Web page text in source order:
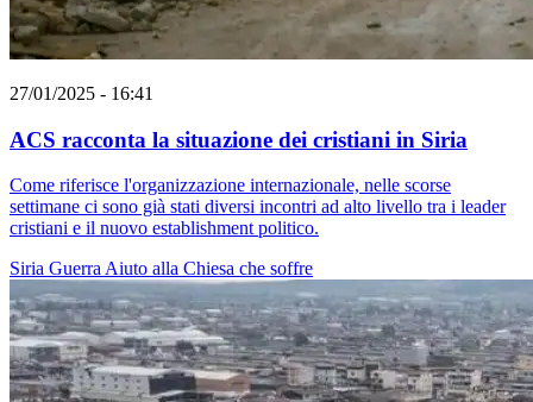
27/01/2025 - 16:41
ACS racconta la situazione dei cristiani in Siria
Come riferisce l'organizzazione internazionale, nelle scorse
settimane ci sono già stati diversi incontri ad alto livello tra i leader
cristiani e il nuovo establishment politico.
Siria GuerraAiuto alla Chiesa che soffre